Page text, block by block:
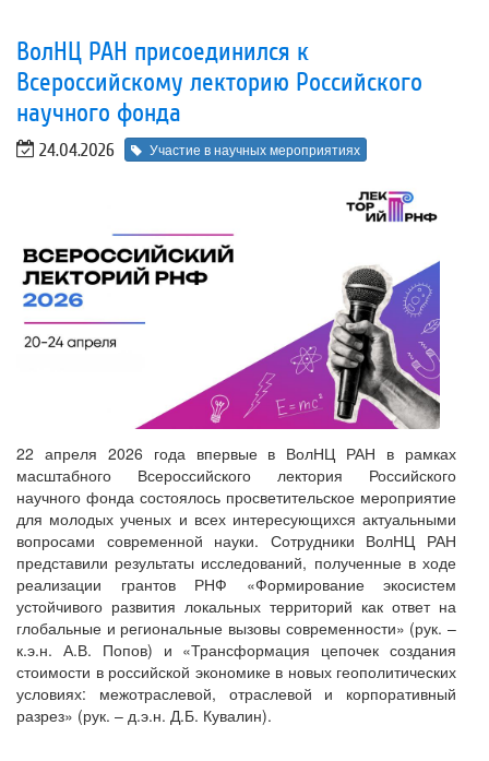
ВолНЦ РАН присоединился к
Всероссийскому лекторию Российского
научного фонда
24.04.2026 Участие в научных мероприятиях
22 апреля 2026 года впервые в ВолНЦ РАН в рамках
масштабного Всероссийского лектория Российского
научного фонда состоялось просветительское мероприятие
для молодых ученых и всех интересующихся актуальными
вопросами современной науки. Сотрудники ВолНЦ РАН
представили результаты исследований, полученные в ходе
реализации грантов РНФ «Формирование экосистем
устойчивого развития локальных территорий как ответ на
глобальные и региональные вызовы современности» (рук. –
к.э.н. А.В. Попов) и «Трансформация цепочек создания
стоимости в российской экономике в новых геополитических
условиях: межотраслевой, отраслевой и корпоративный
разрез» (рук. – д.э.н. Д.Б. Кувалин).